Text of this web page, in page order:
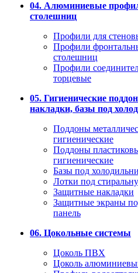
04. Алюминиевые
столешниц
Профили для
Профили
столешниц
Профили
торцевые
05. Гигиенические
накладки, базы под
Поддоны
гигиенические
Поддоны
гигиенические
Базы под
Лотки под
Защитные накладки
Защитные экраны
панель
06. Цокольные системы
Цоколь ПВХ
Цоколь